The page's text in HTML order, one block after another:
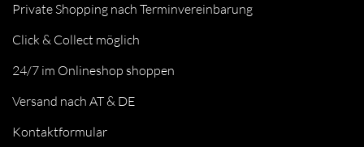
Private Shopping nach Terminvereinbarung
Click & Collect möglich
24/7 im Onlineshop shoppen
Versand nach AT & DE
Kontaktformular